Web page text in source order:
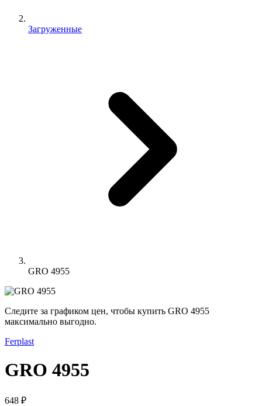
Загруженные
GRO 4955
Следите за графиком цен, чтобы купить GRO 4955
максимально выгодно.
Ferplast
GRO 4955
648 ₽